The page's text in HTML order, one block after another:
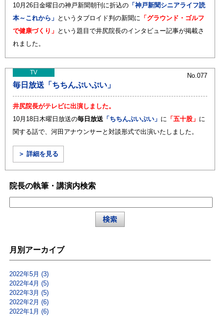
10月26日金曜日の神戸新聞朝刊に折込の 「神戸新聞シニアライフ読
本～これから」 というタブロイド判の新聞に 「グラウンド・ゴルフ
で健康づくり」 という題目で井尻院長のインタビュー記事が掲載さ
れました。
TV No.077
毎日放送「ちちんぷいぷい」
井尻院長がテレビに出演しました。
10月18日木曜日放送の毎日放送 「ちちんぷいぷい」 に 「五十股」 に
関する話で、河田アナウンサーと対談形式で出演いたしました。
＞ 詳細を見る
院長の執筆・講演内検索
月別アーカイブ
2022年5月 (3)
2022年4月 (5)
2022年3月 (5)
2022年2月 (6)
2022年1月 (6)